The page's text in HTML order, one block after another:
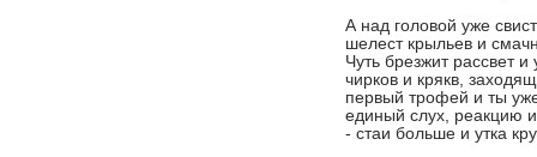
А над головой уже
шелест крыльев и
Чуть брезжит рассвет
чирков и крякв,
первый трофей и ты
единый слух, реакцию
- стаи больше и утка